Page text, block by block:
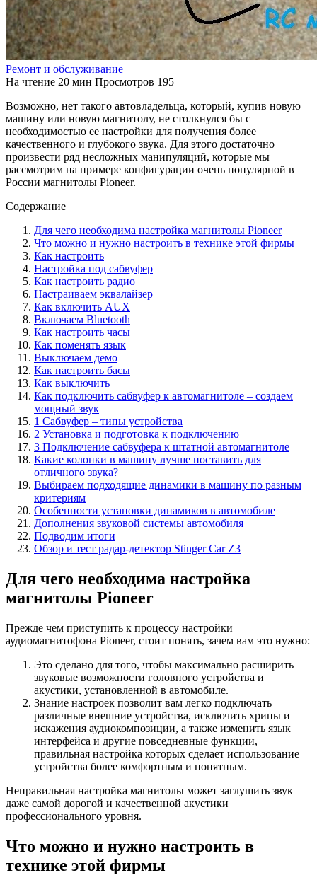
Ремонт и обслуживание
На чтение 20 мин Просмотров 195
Возможно, нет такого автовладельца, который, купив новую
машину или новую магнитолу, не столкнулся бы с
необходимостью ее настройки для получения более
качественного и глубокого звука. Для этого достаточно
произвести ряд несложных манипуляций, которые мы
рассмотрим на примере конфигурации очень популярной в
России магнитолы Pioneer.
Содержание
Для чего необходима настройка магнитолы Pioneer
Что можно и нужно настроить в технике этой фирмы
Как настроить
Настройка под сабвуфер
Как настроить радио
Настраиваем эквалайзер
Как включить AUX
Включаем Bluetooth
Как настроить часы
Как поменять язык
Выключаем демо
Как настроить басы
Как выключить
Как подключить сабвуфер к автомагнитоле – создаем
мощный звук
1 Сабвуфер – типы устройства
2 Установка и подготовка к подключению
3 Подключение сабвуфера к штатной автомагнитоле
Какие колонки в машину лучше поставить для
отличного звука?
Выбираем подходящие динамики в машину по разным
критериям
Особенности установки динамиков в автомобиле
Дополнения звуковой системы автомобиля
Подводим итоги
Обзор и тест радар-детектор Stinger Car Z3
Для чего необходима настройка
магнитолы Pioneer
Прежде чем приступить к процессу настройки
аудиомагнитофона Pioneer, стоит понять, зачем вам это нужно:
Это сделано для того, чтобы максимально расширить
звуковые возможности головного устройства и
акустики, установленной в автомобиле.
Знание настроек позволит вам легко подключать
различные внешние устройства, исключить хрипы и
искажения аудиокомпозиции, а также изменить язык
интерфейса и другие повседневные функции,
правильная настройка которых сделает использование
устройства более комфортным и понятным.
Неправильная настройка магнитолы может заглушить звук
даже самой дорогой и качественной акустики
профессионального уровня.
Что можно и нужно настроить в
технике этой фирмы